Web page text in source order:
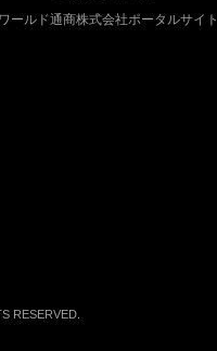
ワールド通商株式会社ポータルサイト
RESERVED.